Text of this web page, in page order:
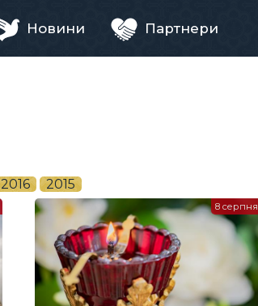
Новини Партнери
2016 2015
8 серпня